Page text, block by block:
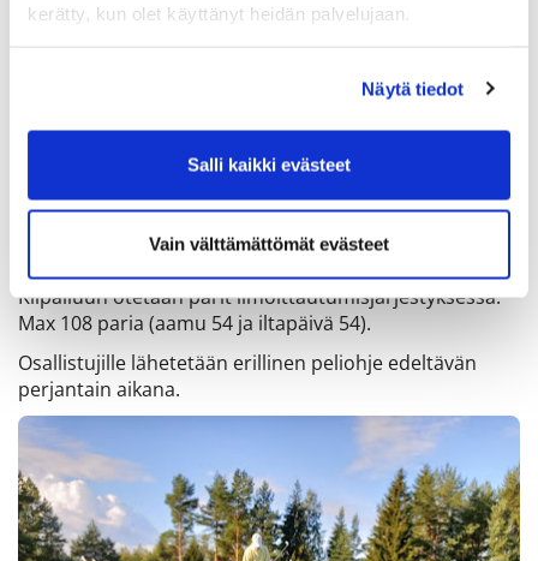
kerätty, kun olet käyttänyt heidän palvelujaan.
Näytä tiedot
Salli kaikki evästeet
Vain välttämättömät evästeet
mahdollinen lähtöaikatoive) 11.4.2024 klo 10.00
mennessä.
Ilmoittaudu ensisijaisesti sähköpostitse
toimisto@seagolf.fi tai puhelimitse 020 786 2696. SGR-
pelaajat: käyttäkää ensisijaisesti NexGolfin
ilmoittautumistoimintoa (Kirjaudu NexGolfiin > valitse
kilpailu > paina ilmoittaudu). Vahvistamme kaikki
sähköpostitse tehdyt ilmoittautumiset vastausviestillä.
Kilpailuun otetaan parit ilmoittautumisjärjestyksessä.
Max 108 paria (aamu 54 ja iltapäivä 54).
Osallistujille lähetetään erillinen peliohje edeltävän
perjantain aikana.